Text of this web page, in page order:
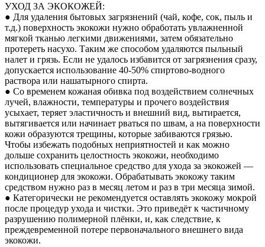
УХОД ЗА ЭКОКОЖЕЙ:
● Для удаления бытовых загрязнений (чай, кофе, сок, пыль и
т.д.) поверхность экокожи нужно обработать увлажненной
мягкой тканью легкими движениями, затем обязательно
протереть насухо. Таким же способом удаляются пыльный
налет и грязь. Если не удалось избавится от загрязнения сразу,
допускается использование 40-50% спиртово-водного
раствора или нашатырного спирта.
● Со временем кожаная обивка под воздействием солнечных
лучей, влажности, температуры и прочего воздействия
усыхает, теряет эластичность и внешний вид, вытирается,
вытягивается или начинает рваться по швам, а на поверхности
кожи образуются трещины, которые забиваются грязью.
Чтобы избежать подобных неприятностей и как можно
дольше сохранить целостность экокожи, необходимо
использовать специальное средство для ухода за экокожей —
кондиционер для экокожи. Обрабатывать экокожу таким
средством нужно раз в месяц летом и раз в три месяца зимой.
● Категорически не рекомендуется оставлять экокожу мокрой
после процедур ухода и чистки. Это приведёт к частичному
разрушению полимерной плёнки, и, как следствие, к
преждевременной потере первоначального внешнего вида
экокожи.